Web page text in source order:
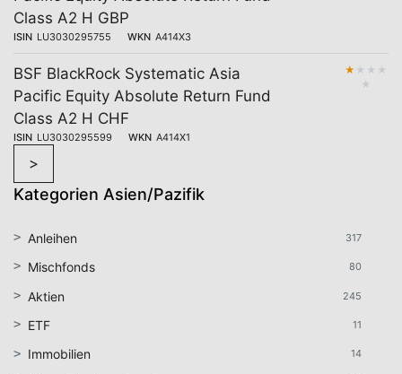
Class A2 H GBP
ISIN LU3030295755 WKN A414X3
BSF BlackRock Systematic Asia
Pacific Equity Absolute Return Fund
Class A2 H CHF
ISIN LU3030295599 WKN A414X1
★ ★ ★ ★
★
>
Kategorien Asien/Pazifik
317
Anleihen
80
Mischfonds
245
Aktien
11
ETF
14
Immobilien